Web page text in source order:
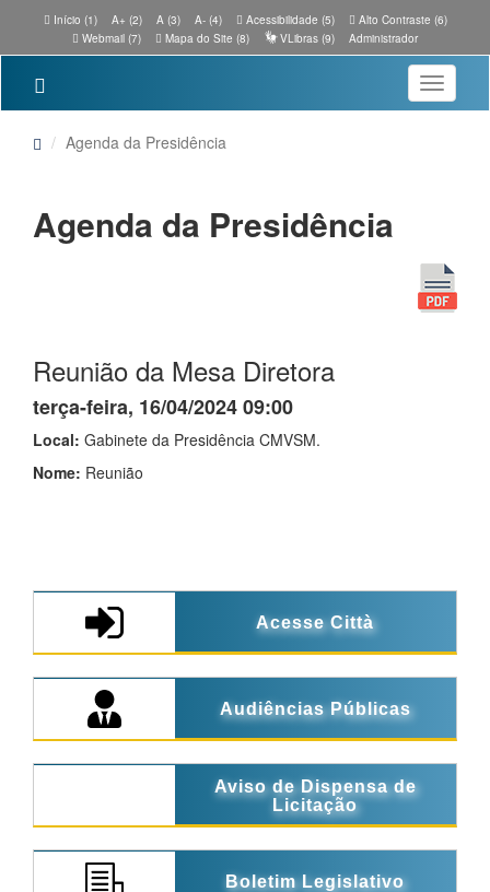
Início (1) A+ (2) A (3) A- (4) Acessibilidade (5)
Alto Contraste (6)
Webmail (7)
Mapa do Site (8) VLibras (9) Administrador
Toggle
Agenda da Presidência
Agenda da Presidência
Reunião da Mesa Diretora
terça-feira, 16/04/2024 09:00
Local: Gabinete da Presidência CMVSM.
Nome: Reunião
Acesse Città
Audiências Públicas
Aviso de Dispensa de
Licitação
Boletim Legislativo